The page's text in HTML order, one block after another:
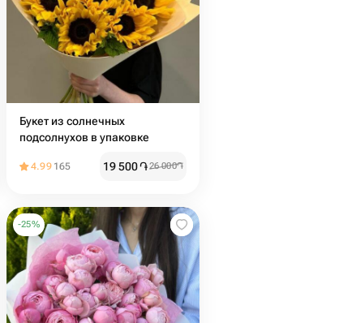
Букет из солнечных
подсолнухов в упаковке
4.99 165 19 500֏26 000֏
-25%